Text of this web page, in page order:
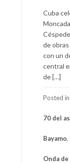
Cuba
de
con un
central
de […]
Posted
70 del
Bayamo,
Onda